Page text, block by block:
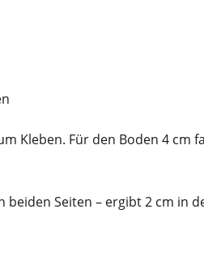
Kleben. Für den Boden 4 cm
beiden Seiten – ergibt 2 cm in